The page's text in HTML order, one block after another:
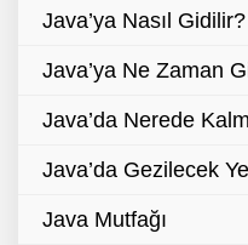
Java’ya Nasıl Gidilir?
Java’ya Ne Zaman
Java’da Nerede
Java’da Gezilecek
Java Mutfağı